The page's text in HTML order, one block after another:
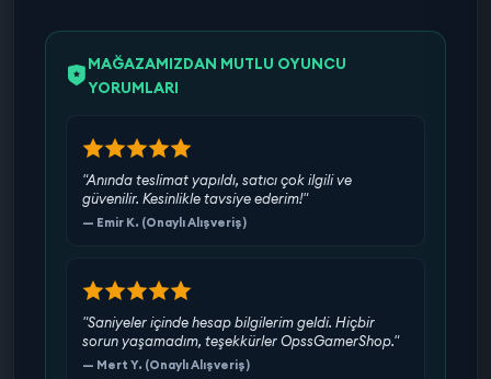
MAĞAZAMIZDAN MUTLU OYUNCU
YORUMLARI
"Anında teslimat yapıldı, satıcı çok ilgili ve
güvenilir. Kesinlikle tavsiye ederim!"
— Emir K. (Onaylı Alışveriş)
"Saniyeler içinde hesap bilgilerim geldi. Hiçbir
sorun yaşamadım, teşekkürler OpssGamerShop."
— Mert Y. (Onaylı Alışveriş)